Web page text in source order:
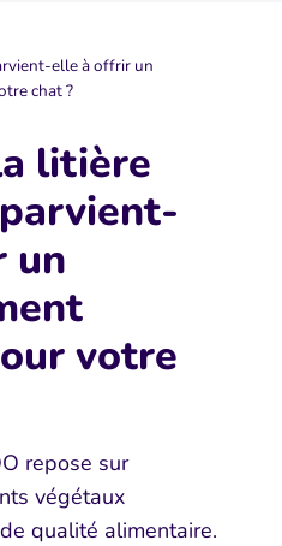
elle à offrir un
chat ?
litière
un
votre
repose sur
végétaux
qualité alimentaire.